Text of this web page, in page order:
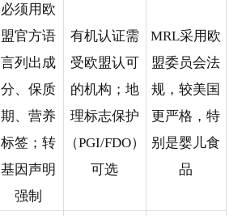
必须用欧
盟官方语
言列出成
分、保质
期、营养
标签；转
基因声明
强制
有机认证需
受欧盟认可
的机构；地
理标志保护
（PGI/FDO）
可选
MRL采用欧
盟委员会法
规，较美国
更严格，特
别是婴儿食
品